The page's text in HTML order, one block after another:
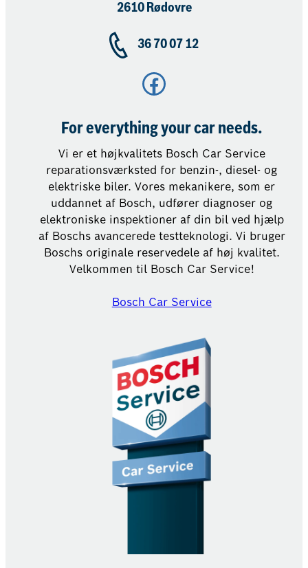
2610 Rødovre
36 70 07 12
Facebook
For everything your car needs.
Vi er et højkvalitets Bosch Car Service
reparationsværksted for benzin-, diesel- og
elektriske biler. Vores mekanikere, som er
uddannet af Bosch, udfører diagnoser og
elektroniske inspektioner af din bil ved hjælp
af Boschs avancerede testteknologi. Vi bruger
Boschs originale reservedele af høj kvalitet.
Velkommen til Bosch Car Service!
Bosch Car Service